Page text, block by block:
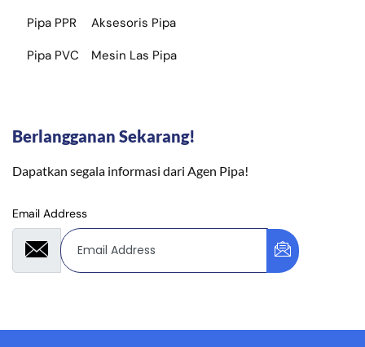
Pipa PPR
Pipa PVC
Aksesoris Pipa
Mesin Las Pipa
Berlangganan Sekarang!
Dapatkan segala informasi dari Agen Pipa!
Email Address